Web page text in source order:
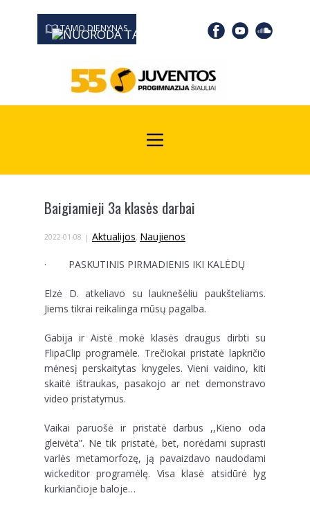
TAMO DIENYNAS
0667 19366
Baigiamieji 3a klasės darbai
2022-01-08 Aktualijos, Naujienos
· PASKUTINIS PIRMADIENIS IKI KALĖDŲ
Elzė D. atkeliavo su lauknešėliu paukšteliams.
Jiems tikrai reikalinga mūsų pagalba.
Gabija ir Aistė mokė klasės draugus dirbti su
FlipaClip programėle. Trečiokai pristatė lapkričio
mėnesį perskaitytas knygeles. Vieni vaidino, kiti
skaitė ištraukas, pasakojo ar net demonstravo
video pristatymus.
Vaikai paruošė ir pristatė darbus ,,Kieno oda
gleivėta”. Ne tik pristatė, bet, norėdami suprasti
varlės metamorfozę, ją pavaizdavo naudodami
wickeditor programėlę. Visa klasė atsidūrė lyg
kurkiančioje baloje…